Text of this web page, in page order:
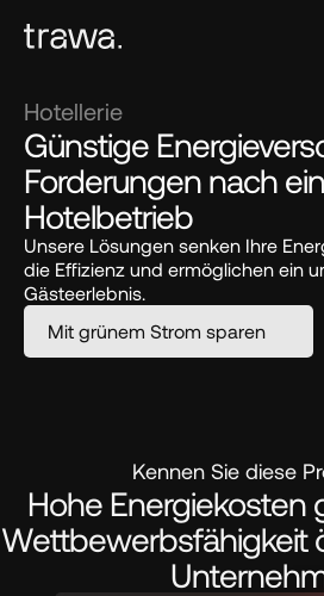
Hotellerie
Günstige
Forderungen nach
Hotelbetrieb
Unsere Lösungen senken Ihre
die Effizienz und ermöglichen ein
Gästeerlebnis.
Mit grünem Strom sparen
Kennen Sie diese
Hohe Energiekosten
Wettbewerbsfähigkeit